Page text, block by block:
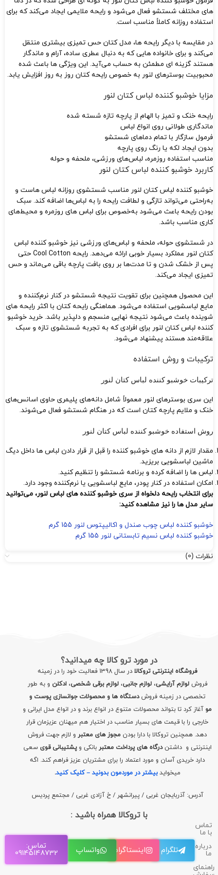
های مختلف شستشو فعال می‌شود و رایحه ملایمی ایجاد می‌کند که برای
استفاده روزانه کاملاً مناسب است.
در مقایسه با دیگر رایحه‌ ها، مدل کتان حس تمیزی بیشتری منتقل
می‌کند و برای خانواده‌ هایی که به دنبال عطری ساده، آرام و ماندگار
هستند گزینه‌ ای مطمئن به حساب می‌آید. این ویژگی‌ ها باعث شده
محبوبیت بوسترهای لنور به‌ خصوص رایحه کتان روز به‌ روز افزایش یابد.
مزایا خوشبو کننده لباس کتان لنور
رایحه خنک و تمیز با الهام از پارچه تازه شسته شده
ماندگاری طولانی روی انواع لباس
فرمول سازگار با تمام دماهای شستشو
بدون ایجاد لکه یا رنگ روی پارچه
مناسب استفاده روزمره، لباس‌های ورزشی، ملحفه و حوله
کاربرد خوشبو کننده لباس کتان لنور
خوشبو کننده لباس کتان لنور مناسب شستشوی روزانه لباس‌ هاست و
به‌راحتی می‌تواند تازگی و لطافت رایحه را به لباس‌ها اضافه کند. سبک
بودن رایحه باعث می‌شود به‌خصوص برای لباس‌ های روزمره و محیط‌های
کاری مناسب باشد.
در شستشوی حوله، ملحفه و لباس‌های ورزشی نیز خوشبو کننده لباس
کتان لنور عملکرد بسیار خوبی ارائه می‌دهد. رایحه Cool Cotton حتی
پس از خشک شدن و تا مدت‌ها بر روی بافت پارچه باقی می‌ماند و حس
تمیزی ایجاد می‌کند.
این محصول همچنین برای تقویت نتیجه شستشو در کنار نرم‌کننده و
مایع لباسشویی استفاده می‌شود. هماهنگی رایحه کتان با اکثر رایحه‌ های
شوینده باعث می‌شود نتیجه نهایی منسجم و دلپذیر باشد. خرید خوشبو
کننده لباس کتان لنور برای افرادی که به تجربه شستشوی تازه و سبک
علاقه‌مند هستند پیشنهاد می‌شود.
ترکیبات و روش استفاده
ترکیبات خوشبو کننده لباس کتان لنور
این سری بوسترهای لنور معمولاً شامل دانه‌های پلیمری حاوی اسانس‌های
خنک و ملایم پارچه کتان است که در هنگام شستشو فعال می‌شوند.
روش استفاده خوشبو کننده لباس کتان لنور
مقدار لازم از دانه‌ های خوشبو کننده را قبل از قرار دادن لباس‌ ها داخل دیگ
ماشین لباسشویی بریزید.
لباس‌ ها را اضافه کرده و برنامه شستشو را تنظیم کنید.
امکان استفاده در کنار پودر، مایع لباسشویی یا نرم‌کننده وجود دارد.
برای انتخاب رایحه دلخواه از سری خوشبو کننده‌ های لباس لنور، می‌توانید
سایر مدل‌ ها را نیز مشاهده کنید:
خوشبو کننده لباس چوب صندل و اکالیپتوس لنور 155 گرم
خوشبو کننده لباس نسیم تابستانی لنور 155 گرم
نظرات (0)
در مورد ترو کالا چه میدانید؟
فروشگاه اینترنتی تروکالا
در سال 1398 فعالیت خود را در زمینه
فروشلوازم آرایشی،لوازم جانبی،لوازم برقی شخصی،ادکلن و به طور
تخصصی در زمینه فروشدستگاه ها و محصولات جوانسازی پوست و
مو آغاز کرد تا بتواند محصولات متنوع در انواع برند و در انواع مدل ایرانی و
خارجی را با قیمت های بسیار مناسب در اختیار هم میهنان عزیزمان قرار
دهد. همچنین تروکالا با دارا بودن مجوز های معتبرو لازم جهت فروش
اینترنتی و داشتندرگاه های پرداخت معتبر بانکی وپشتیبانی قوی سعی
دارد خریدی آسان و مورد اعتماد را برای مشتریان عزیز فراهم کند. اگه
میخوایدبیشتر در موردمون بدونید – کلیک کنید.
آدرس: آذربایجان غربی / پیرانشهر / خ آزادی غربی / مجتمع پردیس
با تروکالا همراه باشید :
تماس
با ما
درباره
ما
راهنمای
تلگرام اینستاگرام واتساپ تماس:
09145148732